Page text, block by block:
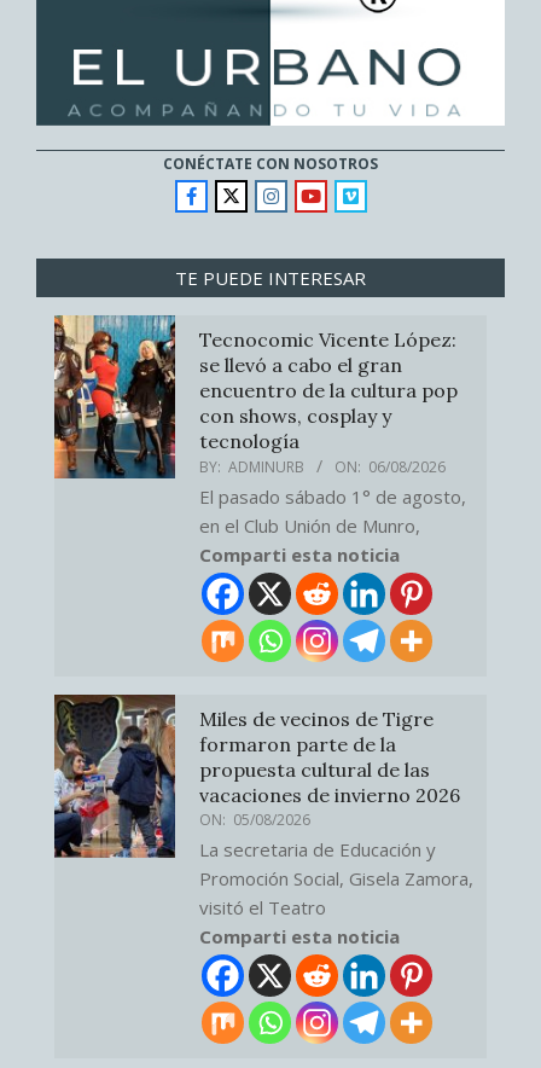
CONÉCTATE CON NOSOTROS
TE PUEDE INTERESAR
Tecnocomic Vicente López:
se llevó a cabo el gran
encuentro de la cultura pop
con shows, cosplay y
tecnología
BY: ADMINURB ON: 06/08/2026
El pasado sábado 1° de agosto,
en el Club Unión de Munro,
Comparti esta noticia
Miles de vecinos de Tigre
formaron parte de la
propuesta cultural de las
vacaciones de invierno 2026
ON: 05/08/2026
La secretaria de Educación y
Promoción Social, Gisela Zamora,
visitó el Teatro
Comparti esta noticia